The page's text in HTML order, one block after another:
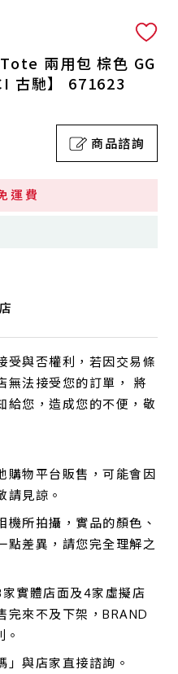
兩用包 棕色 GG
古馳】 671623
商品諮詢
運費
受與否權利，若因交易條
無法接受您的訂單， 將
給您，造成您的不便，敬
物平台販售，可能會因
請見諒。
所拍攝，實品的顏色、
點差異，請您完全理解之
實體店面及4家虛擬店
完來不及下架，BRAND
與店家直接諮詢。